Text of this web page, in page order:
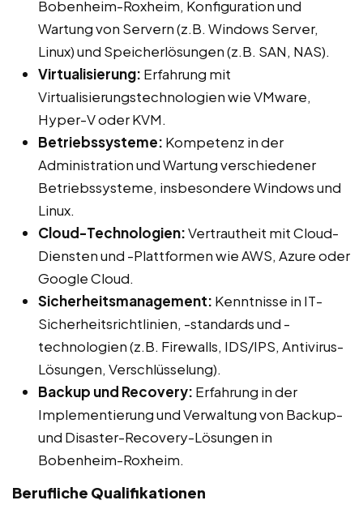
Bobenheim-Roxheim, Konfiguration und
Wartung von Servern (z.B. Windows Server,
Linux) und Speicherlösungen (z.B. SAN, NAS).
Virtualisierung: Erfahrung mit
Virtualisierungstechnologien wie VMware,
Hyper-V oder KVM.
Betriebssysteme: Kompetenz in der
Administration und Wartung verschiedener
Betriebssysteme, insbesondere Windows und
Linux.
Cloud-Technologien:Vertrautheit mit Cloud-
Diensten und -Plattformen wie AWS, Azure oder
Google Cloud.
Sicherheitsmanagement: Kenntnisse in IT-
Sicherheitsrichtlinien, -standards und -
technologien (z.B. Firewalls, IDS/IPS, Antivirus-
Lösungen, Verschlüsselung).
Backup und Recovery: Erfahrung in der
Implementierung und Verwaltung von Backup-
und Disaster-Recovery-Lösungen in
Bobenheim-Roxheim.
Berufliche Qualifikationen